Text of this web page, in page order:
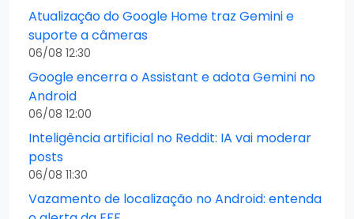
Atualização do Google Home traz Gemini e
suporte a câmeras
06/08 12:30
Google encerra o Assistant e adota Gemini no
Android
06/08 12:00
Inteligência artificial no Reddit: IA vai moderar
posts
06/08 11:30
Vazamento de localização no Android: entenda